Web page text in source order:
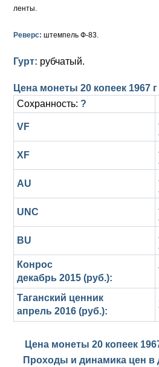
Русско-Польские
Для Польши
Памятные и донативные
Для Грузии
Для Польши
Медь
Серебро
Медь
Сибирские монеты
Для Молдавии и Валахии
Таврические монеты
Елизавета I (1741-1762)
Золото
Серебро
Медь
Для Пруссии
Альбертусталер
Иоанн Антонович (1740-1741)
Анна Иоанновна (1730-1740)
Петр II (1727-1730)
Екатерина I (1725-1727)
Золото
Серебро
Медь
Для Речи Посполитой
ленты.
Реверс: штемпель Ф-83.
Гурт: рубчатый.
Цена монеты 20 копеек 1967 г
Сохранность: ?
VF
XF
AU
UNC
BU
Конрос
декабрь 2015 (руб.):
Таганский ценник
апрель 2016 (руб.):
Цена монеты 20 копеек
Проходы и динамика цен в